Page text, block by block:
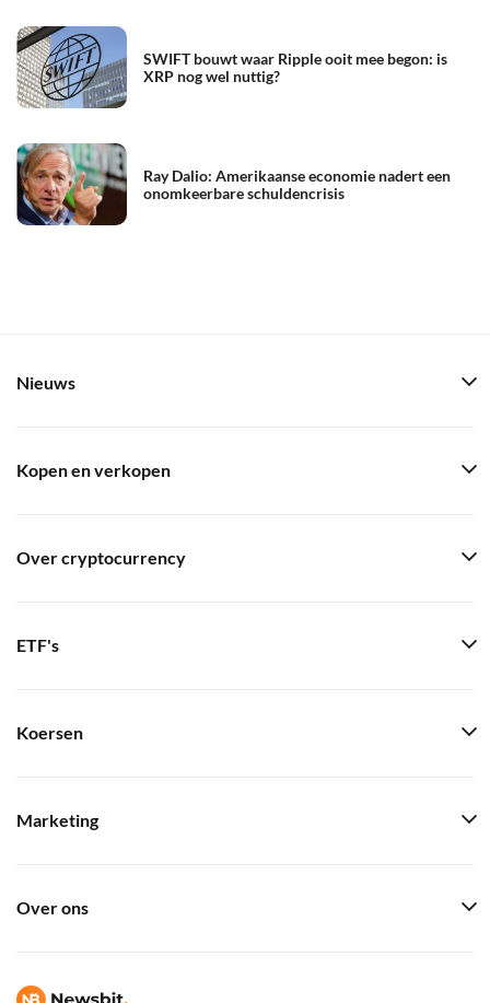
SWIFT bouwt waar Ripple ooit mee begon: is
XRP nog wel nuttig?
Ray Dalio: Amerikaanse economie nadert een
onomkeerbare schuldencrisis
Nieuws
Kopen en verkopen
Over cryptocurrency
ETF's
Koersen
Marketing
Over ons